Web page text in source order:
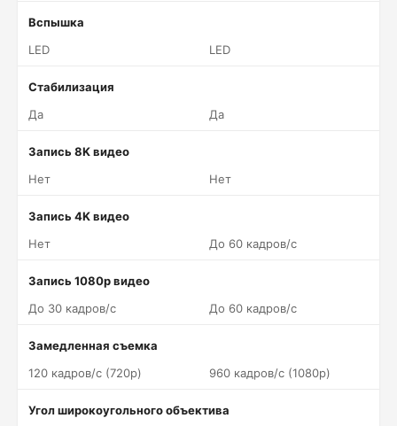
Вспышка
LED
LED
Стабилизация
Да
Да
Запись 8K видео
Нет
Нет
Запись 4K видео
Нет
До 60 кадров/c
Запись 1080p видео
До 30 кадров/c
До 60 кадров/c
Замедленная съемка
120 кадров/c (720p)
960 кадров/c (1080p)
Угол широкоугольного объектива